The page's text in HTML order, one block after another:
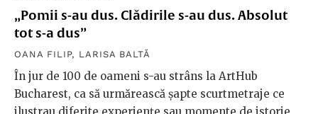
„Pomii s-au dus. Clădirile s-au dus. Absolut
tot s-a dus”
OANA FILIP, LARISA BALTĂ
În jur de 100 de oameni s-au strâns la ArtHub
Bucharest, ca să urmărească șapte scurtmetraje ce